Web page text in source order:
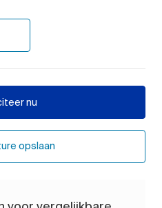
nu
opslaan